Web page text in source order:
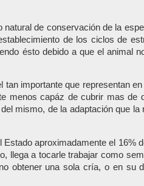
de conservación de la
de los ciclos de
ésto debido a que el animal
importante que representan
menos capáz de cubrir mas
mismo, de la adaptación que
aproximadamente el
llega a tocarle trabajar como
obtener una sola cría, o en su